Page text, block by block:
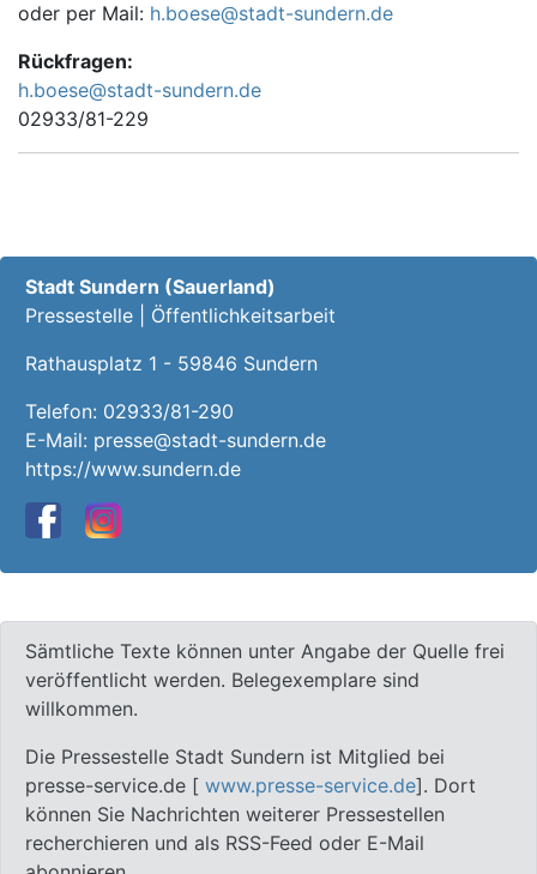
oder per Mail: h.boese@stadt-sundern.de
Rückfragen:
h.boese@stadt-sundern.de
02933/81-229
Stadt Sundern (Sauerland)
Pressestelle | Öffentlichkeitsarbeit
Rathausplatz 1 - 59846 Sundern
Telefon: 02933/81-290
E-Mail: presse@stadt-sundern.de
https://www.sundern.de
Sämtliche Texte können unter Angabe der Quelle frei
veröffentlicht werden. Belegexemplare sind
willkommen.
Die Pressestelle Stadt Sundern ist Mitglied bei
presse-service.de [ www.presse-service.de]. Dort
können Sie Nachrichten weiterer Pressestellen
recherchieren und als RSS-Feed oder E-Mail